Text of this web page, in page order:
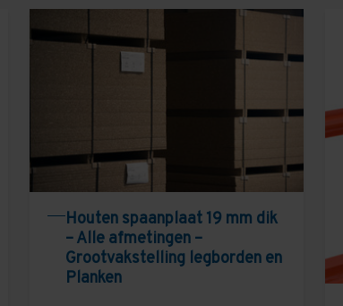
Houten spaanplaat 19 mm dik
– Alle afmetingen –
Grootvakstelling legborden en
Planken